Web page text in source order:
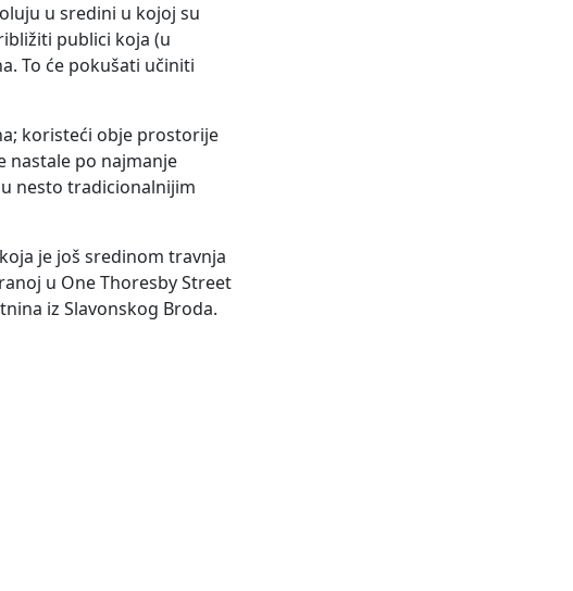
u sredini u kojoj su
publici koja (u
To će pokušati učiniti
koristeći obje prostorije
nastale po najmanje
nesto tradicionalnijim
je još sredinom travnja
u One Thoresby Street
iz Slavonskog Broda.